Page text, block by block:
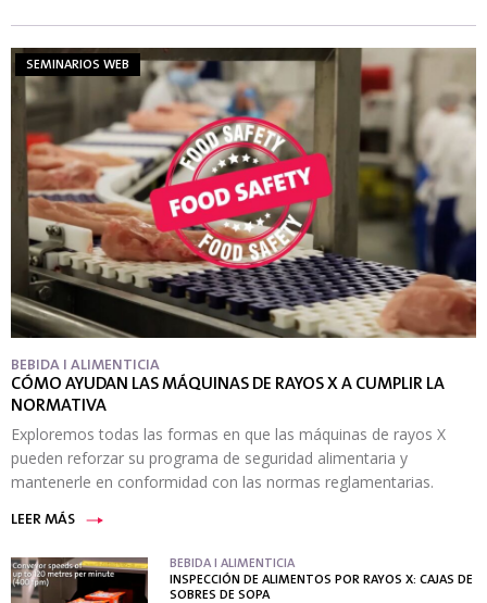
SEMINARIOS WEB
BEBIDA I ALIMENTICIA
CÓMO AYUDAN LAS MÁQUINAS DE RAYOS X A CUMPLIR LA
NORMATIVA
Exploremos todas las formas en que las máquinas de rayos X
pueden reforzar su programa de seguridad alimentaria y
mantenerle en conformidad con las normas reglamentarias.
LEER MÁS
BEBIDA I ALIMENTICIA
INSPECCIÓN DE ALIMENTOS POR RAYOS X: CAJAS DE
SOBRES DE SOPA